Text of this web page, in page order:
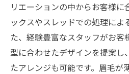
リエーションの中からお客様に
ックスやスレッドでの処理によ
た、経験豊富なスタッフがお客
型に合わせたデザインを提案し
たアレンジも可能です。眉毛が